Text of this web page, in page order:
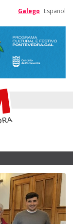
Galego Español